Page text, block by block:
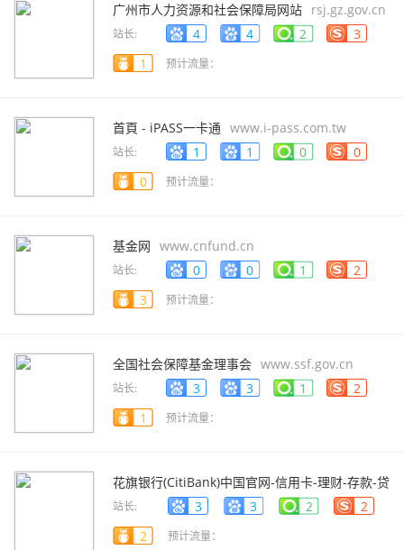
广州市人力资源和社会保障局网站 rsj.gz.gov.cn
站长: 4 4 2
3
1
预计流量：
首頁 - iPASS一卡通 www.i-pass.com.tw
站长: 1 1 0
0
0
预计流量：
基金网 www.cnfund.cn
站长: 0 0 1
2
3
预计流量：
全国社会保障基金理事会 www.ssf.gov.cn
站长: 3 3 1
2
1
预计流量：
花旗银行(CitiBank)中国官网-信用卡-理财-存款-贷
款-保险
www.citibank.com.cn
站长: 3 3 2
2
2
预计流量：